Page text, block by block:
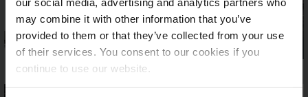
may combine it with other information that you’ve
provided to them or that they’ve collected from your use
of their services. You consent to our cookies if you
continue to use our website.